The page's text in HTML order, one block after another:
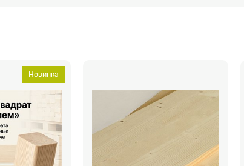
Новинка